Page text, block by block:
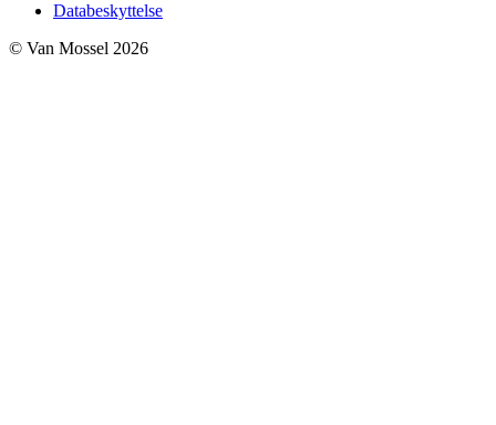
Databeskyttelse
© Van Mossel 2026